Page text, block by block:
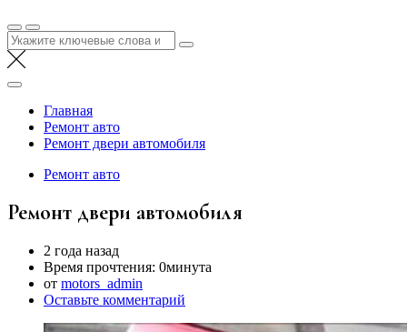
Найти:
Главная
Ремонт авто
Ремонт двери автомобиля
Ремонт авто
Ремонт двери автомобиля
2 года назад
Время прочтения: 0минута
от motors_admin
Оставьте комментарий